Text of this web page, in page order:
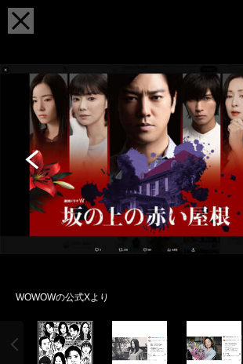
WOWOWの公式Xより